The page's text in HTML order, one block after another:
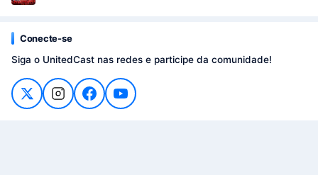
Conecte-se
Siga o UnitedCast nas redes e participe da comunidade!